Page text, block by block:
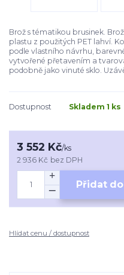
Brož s tématikou brusinek.
plastu z použitých PET lahví.
podle vlastního návrhu,
vytvořené přetavením a
podobně jako vinuté sklo.
Dostupnost Skladem 1 ks
3 552 Kč/ks
2 936 Kč bez DPH
Přidat
Hlídat cenu / dostupnost